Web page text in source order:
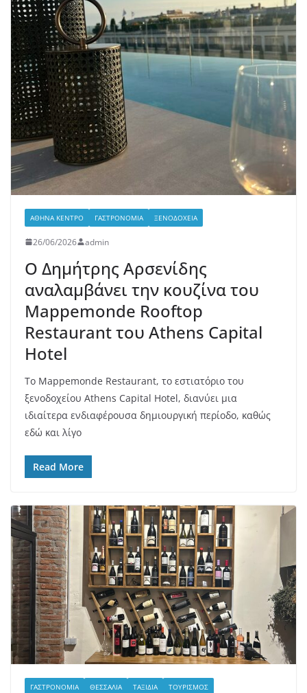
ΑΘΉΝΑ ΚΈΝΤΡΟ ΓΑΣΤΡΟΝΟΜΊΑ ΞΕΝΟΔΟΧΕΊΑ
26/06/2026 admin
Ο Δημήτρης Αρσενίδης
αναλαμβάνει την κουζίνα του
Mappemonde Rooftop
Restaurant του Athens Capital
Hotel
Το Mappemonde Restaurant, το εστιατόριο του
ξενοδοχείου Athens Capital Hotel, διανύει μια
ιδιαίτερα ενδιαφέρουσα δημιουργική περίοδο, καθώς
εδώ και λίγο
Read More
ΓΑΣΤΡΟΝΟΜΊΑ ΘΕΣΣΑΛΊΑ ΤΑΞΊΔΙΑ ΤΟΥΡΙΣΜΌΣ